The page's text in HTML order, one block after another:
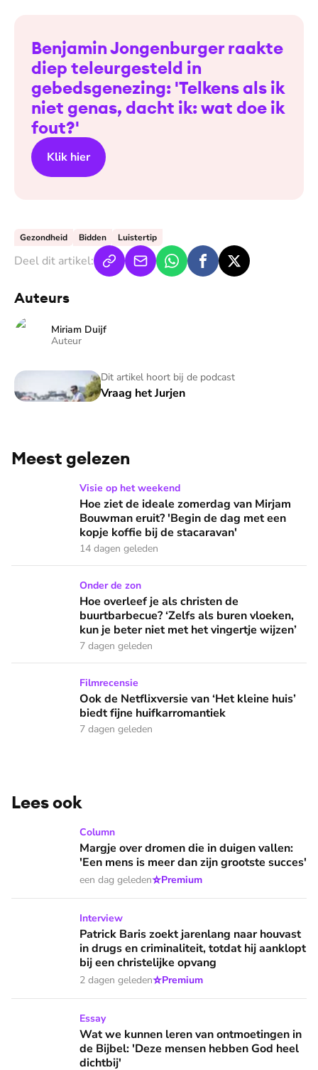
Benjamin Jongenburger raakte
diep teleurgesteld in
gebedsgenezing: 'Telkens als ik
niet genas, dacht ik: wat doe ik
fout?'
Klik hier
Gezondheid Bidden Luistertip
Deel dit artikel:
Auteurs
Miriam Duijf
Auteur
Dit artikel hoort bij de podcast
Vraag het Jurjen
Vraag het Jurjen
Meest gelezen
Hoe ziet de ideale zomerdag van Mirjam Bouwman eruit?
Visie op het weekend
Hoe ziet de ideale zomerdag van Mirjam
Bouwman eruit? 'Begin de dag met een
kopje koffie bij de stacaravan'
14 dagen geleden
Hoe overleef je als christen de buurtbarbecue? ‘Zelfs als
Onder de zon
Hoe overleef je als christen de
buurtbarbecue? ‘Zelfs als buren vloeken,
kun je beter niet met het vingertje wijzen’
7 dagen geleden
Ook de Netflixversie van ‘Het kleine huis’ biedt fijne
Filmrecensie
Ook de Netflixversie van ‘Het kleine huis’
biedt fijne huifkarromantiek
7 dagen geleden
Lees ook
Margje over dromen die in duigen vallen: 'Een mens is
Column
Margje over dromen die in duigen vallen:
'Een mens is meer dan zijn grootste succes'
een dag geleden⭐Premium
Patrick Baris zoekt jarenlang naar houvast in drugs en
Interview
Patrick Baris zoekt jarenlang naar houvast
in drugs en criminaliteit, totdat hij aanklopt
bij een christelijke opvang
2 dagen geleden⭐Premium
Wat we kunnen leren van ontmoetingen in de Bijbel:
Essay
Wat we kunnen leren van ontmoetingen in
de Bijbel: 'Deze mensen hebben God heel
dichtbij'